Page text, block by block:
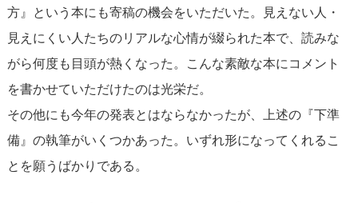
方』という本にも寄稿の機会をいただいた。見えない人・
見えにくい人たちのリアルな心情が綴られた本で、読みな
がら何度も目頭が熱くなった。こんな素敵な本にコメント
を書かせていただけたのは光栄だ。
その他にも今年の発表とはならなかったが、上述の『下準
備』の執筆がいくつかあった。いずれ形になってくれるこ
とを願うばかりである。